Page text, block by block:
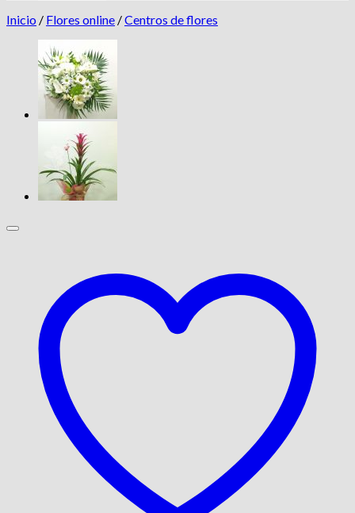
Inicio / Flores online /Centros de flores